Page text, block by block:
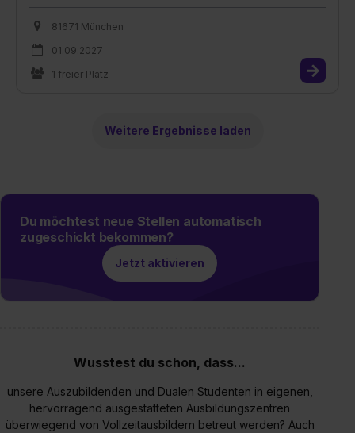
81671 München
01.09.2027
1 freier Platz
Weitere Ergebnisse laden
Du möchtest neue Stellen automatisch
zugeschickt bekommen?
Jetzt aktivieren
Wusstest du schon, dass...
unsere Auszubildenden und Dualen Studenten in eigenen,
hervorragend ausgestatteten Ausbildungszentren
überwiegend von Vollzeitausbildern betreut werden? Auch